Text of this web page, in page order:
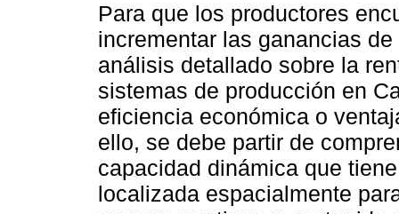
Para que los productores
incrementar las ganancias
análisis detallado sobre la
sistemas de producción en
eficiencia económica o
ello, se debe partir de
capacidad dinámica que
localizada espacialmente